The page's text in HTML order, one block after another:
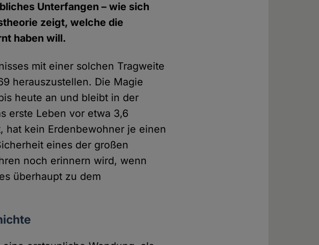
Unterfangen – wie sich
zeigt, welche die
haben will.
mit einer solchen Tragweite
herauszustellen. Die Magie
heute an und bleibt in der
erste Leben vor etwa 3,6
hat kein Erdenbewohner je einen
eines der großen
noch erinnern wird, wenn
überhaupt zu dem